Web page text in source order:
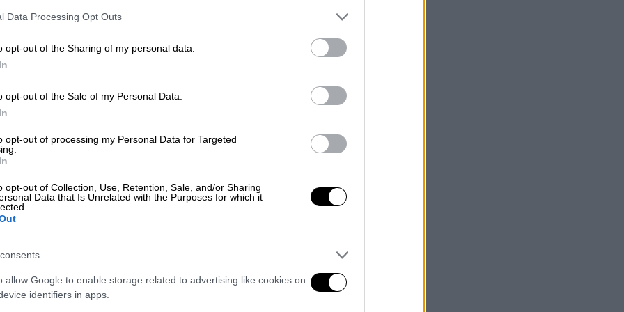
Data Processing Opt Outs
opt-out of the Sharing of my personal data.
opt-out of the Sale of my Personal Data.
opt-out of processing my Personal Data for Targeted
opt-out of Collection, Use, Retention, Sale, and/or Sharing
Data that Is Unrelated with the Purposes for which it
allow Google to enable storage related to advertising like cookies on
identifiers in apps.
Eurokinissi)
το ΕΘΝΟΣ στη Google
τον εντοπισμόυπόπτου
στην οδό Μακρυγιάννη, στη δυτική
το πρωί και αυτήν τη στιγμή
, προκειμένου να ελέγξουν το